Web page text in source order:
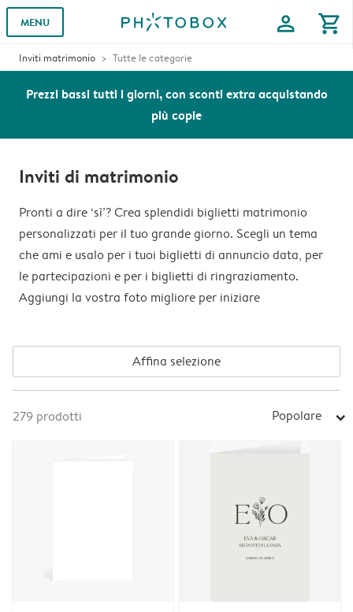
MENU profile shopping_cart
Inviti matrimonio Tutte le categorie
Prezzi bassi tutti i giorni, con sconti extra acquistando
più copie
Inviti di matrimonio
Pronti a dire ‘sì’? Crea splendidi biglietti matrimonio
personalizzati per il tuo grande giorno. Scegli un tema
che ami e usalo per i tuoi biglietti di annuncio data, per
le partecipazioni e per i biglietti di ringraziamento.
Aggiungi la vostra foto migliore per iniziare
Affina selezione
279 prodotti Popolare arrow_right